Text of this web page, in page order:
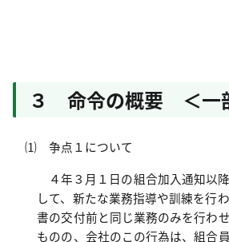
３ 命令の概要 ＜一
⑴ 争点１について
４年３月１日の組合加入通知以
して、新たな業務指導や訓練を行
書の交付前と同じ業務のみを行わ
ものの、会社のこの行為は、組合